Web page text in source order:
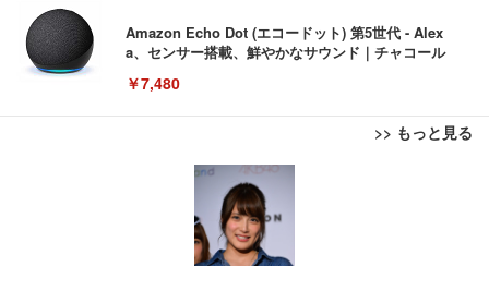
Amazon Echo Dot (エコードット) 第5世代 - Alex
a、センサー搭載、鮮やかなサウンド｜チャコール
￥7,480
>> もっと見る
[EdoErgo] オフィスチェア 椅子 テレワーク 疲れな
い 跳ね上げ式アームレスト コンパクト 約105度ロッ
キング pc 事務椅子 360度回転 座面昇降 強化ナイロ
ン樹脂ベース 通気性メッシュ 在宅ワーク H-WY01
(黒網+黒枠+黒足)
EIZO ビジネス向けプレミアムモニター | FlexScan
EV3240X-WT | 31.5型4K UHD・USB Type-C・ホワ
￥105,595
Amazonベーシック ペットシーツ 薄型 レギュラー 1
回使い捨て 無香料 ホワイト 300枚